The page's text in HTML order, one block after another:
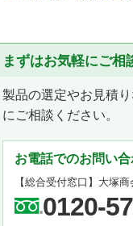
まずはお気軽にご相
製品の選定やお見積
にご相談ください。
お電話でのお問い
【総合受付窓口】 大塚商
0120-